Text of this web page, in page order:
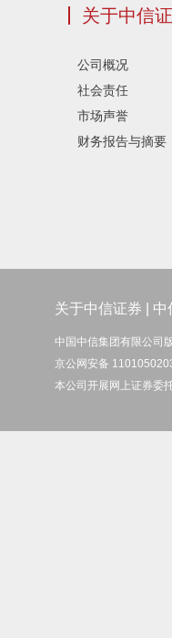
关于中信
公司概况
社会责任
市场声誉
财务报告与摘要
关于中信证券 中
中国中信集团有限公司
京公网安备
本公司开展网上证券委